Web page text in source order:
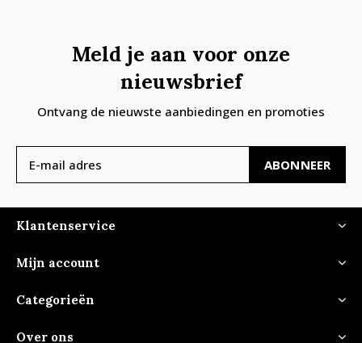
Meld je aan voor onze
nieuwsbrief
Ontvang de nieuwste aanbiedingen en promoties
ABONNEER
Klantenservice
Mijn account
Categorieën
Over ons